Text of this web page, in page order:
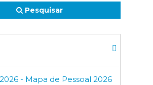
Pesquisar
- Mapa de Pessoal 2026